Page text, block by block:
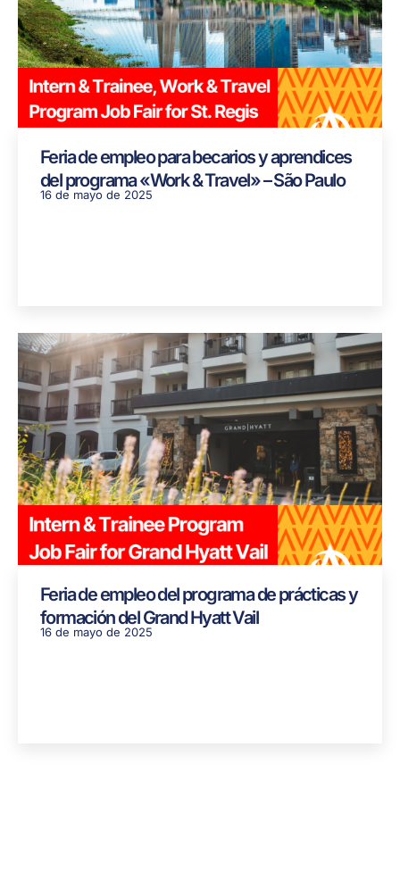
Feria de empleo para becarios y aprendices
del programa «Work & Travel» – São Paulo
16 de mayo de 2025
Feria de empleo del programa de prácticas y
formación del Grand Hyatt Vail
16 de mayo de 2025